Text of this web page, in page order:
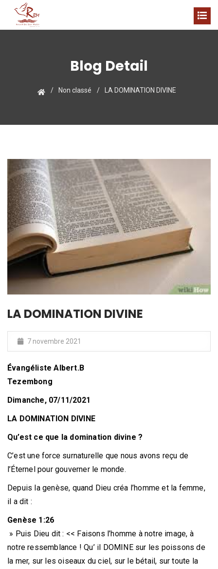
Blog Detail
Non classé LA DOMINATION DIVINE
LA DOMINATION DIVINE
7 novembre 2021
Évangéliste Albert.B
Tezembong
Dimanche, 07/11/2021
LA DOMINATION DIVINE
Qu’est ce que la domination divine ?
C’est une force surnaturelle que nous avons reçu de
l’Éternel pour gouverner le monde.
Depuis la genèse, quand Dieu créa l’homme et la femme,
il a dit :
Genèse 1:26
» Puis Dieu dit : << Faisons l’homme à notre image, à
notre ressemblance ! Qu’ il DOMINE sur les poissons de
la mer, sur les oiseaux du ciel, sur le bétail, sur toute la